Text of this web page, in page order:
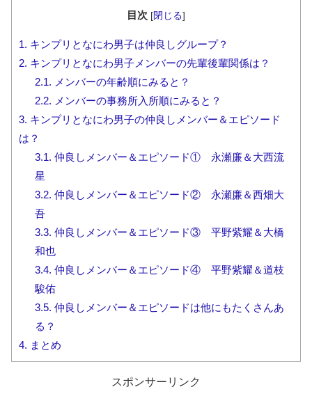
目次 [閉じる]
1. キンプリとなにわ男子は仲良しグループ？
2. キンプリとなにわ男子メンバーの先輩後輩関係は？
2.1. メンバーの年齢順にみると？
2.2. メンバーの事務所入所順にみると？
3. キンプリとなにわ男子の仲良しメンバー＆エピソード
は？
3.1. 仲良しメンバー＆エピソード① 永瀬廉＆大西流
星
3.2. 仲良しメンバー＆エピソード② 永瀬廉＆西畑大
吾
3.3. 仲良しメンバー＆エピソード③ 平野紫耀＆大橋
和也
3.4. 仲良しメンバー＆エピソード④ 平野紫耀＆道枝
駿佑
3.5. 仲良しメンバー＆エピソードは他にもたくさんあ
る？
4. まとめ
スポンサーリンク